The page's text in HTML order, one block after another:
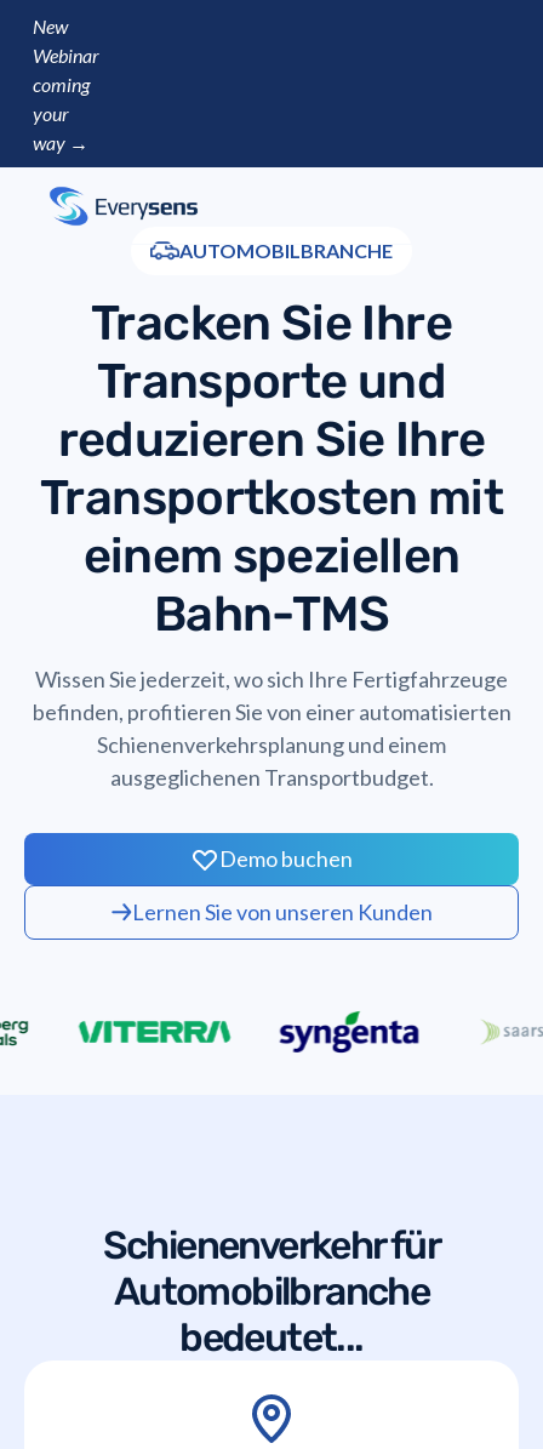
New
Webinar
coming
your
way →
AUTOMOBILBRANCHE
Tracken Sie Ihre
Transporte und
reduzieren Sie Ihre
Transportkosten mit
einem speziellen
Bahn-TMS
Wissen Sie jederzeit, wo sich Ihre Fertigfahrzeuge
befinden, profitieren Sie von einer automatisierten
Schienenverkehrsplanung und einem
ausgeglichenen Transportbudget.
Demo buchen
Lernen Sie von unseren Kunden
Schienenverkehr für
Automobilbranche
bedeutet...